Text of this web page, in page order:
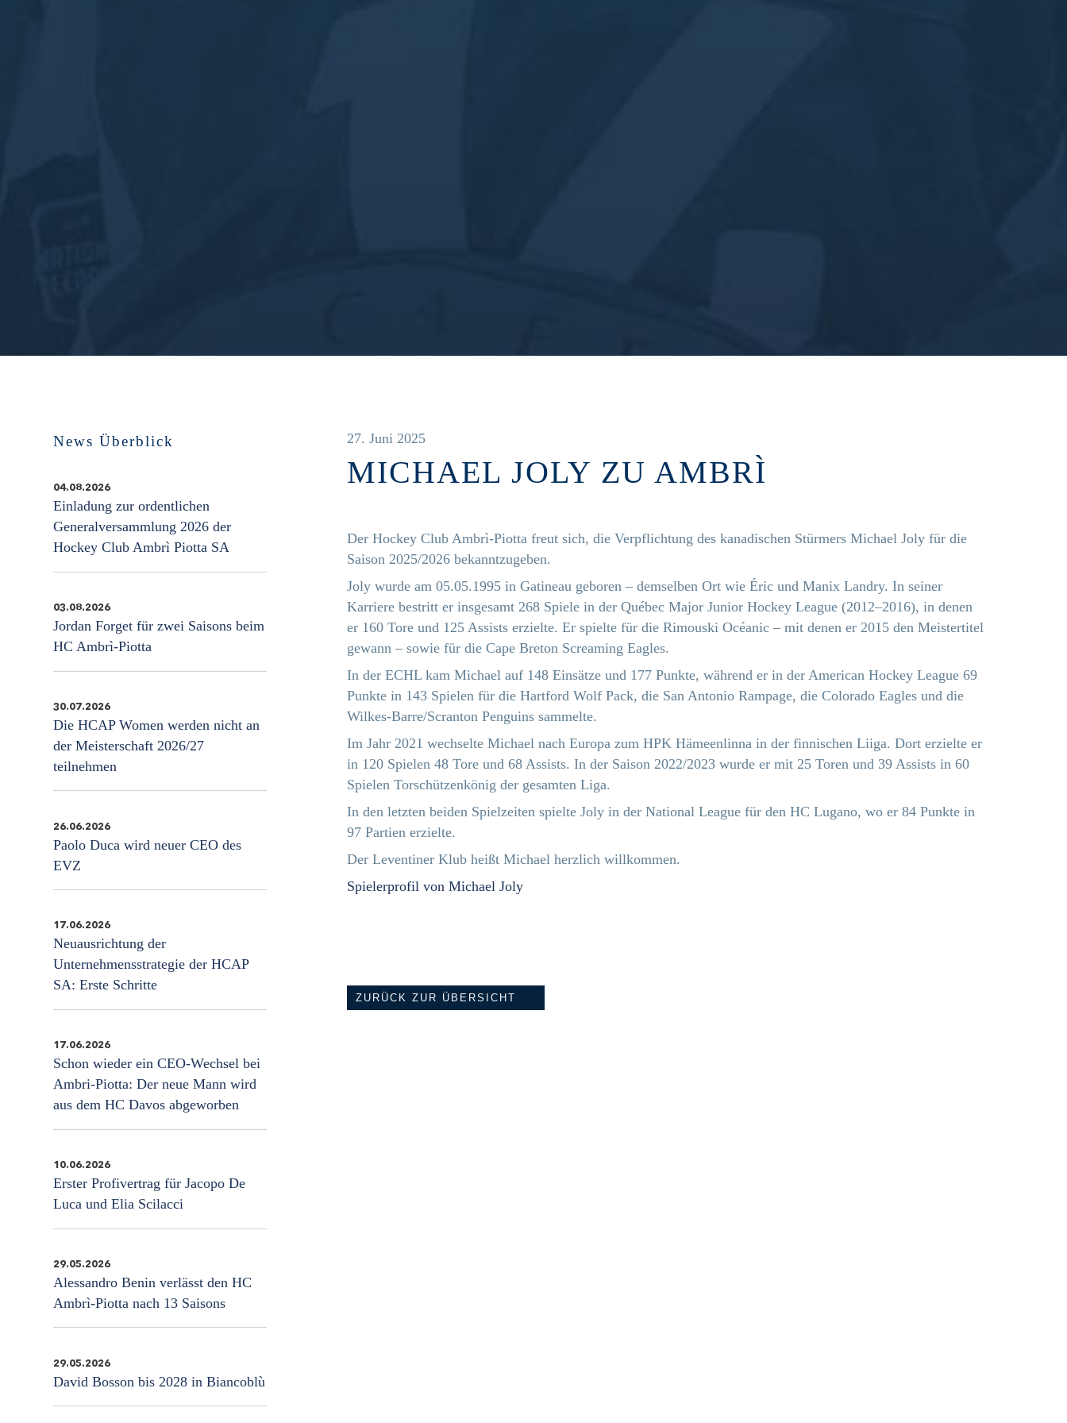
27. Juni 2025
MICHAEL JOLY ZU AMBRÌ
Der Hockey Club Ambrì-Piotta freut sich, die Verpflichtung des kanadischen Stürmers Michael Joly für die
Saison 2025/2026 bekanntzugeben.
Joly wurde am 05.05.1995 in Gatineau geboren – demselben Ort wie Éric und Manix Landry. In seiner
Karriere bestritt er insgesamt 268 Spiele in der Québec Major Junior Hockey League (2012–2016), in denen
er 160 Tore und 125 Assists erzielte. Er spielte für die Rimouski Océanic – mit denen er 2015 den Meistertitel
gewann – sowie für die Cape Breton Screaming Eagles.
In der ECHL kam Michael auf 148 Einsätze und 177 Punkte, während er in der American Hockey League 69
Punkte in 143 Spielen für die Hartford Wolf Pack, die San Antonio Rampage, die Colorado Eagles und die
Wilkes-Barre/Scranton Penguins sammelte.
Im Jahr 2021 wechselte Michael nach Europa zum HPK Hämeenlinna in der finnischen Liiga. Dort erzielte er
in 120 Spielen 48 Tore und 68 Assists. In der Saison 2022/2023 wurde er mit 25 Toren und 39 Assists in 60
Spielen Torschützenkönig der gesamten Liga.
In den letzten beiden Spielzeiten spielte Joly in der National League für den HC Lugano, wo er 84 Punkte in
97 Partien erzielte.
Der Leventiner Klub heißt Michael herzlich willkommen.
Spielerprofil von Michael Joly
ZURÜCK ZUR ÜBERSICHT
News Überblick
04.08.2026
Einladung zur ordentlichen
Generalversammlung 2026 der
Hockey Club Ambrì Piotta SA
03.08.2026
Jordan Forget für zwei Saisons beim
HC Ambrì-Piotta
30.07.2026
Die HCAP Women werden nicht an
der Meisterschaft 2026/27
teilnehmen
26.06.2026
Paolo Duca wird neuer CEO des
EVZ
17.06.2026
Neuausrichtung der
Unternehmensstrategie der HCAP
SA: Erste Schritte
17.06.2026
Schon wieder ein CEO-Wechsel bei
Ambri-Piotta: Der neue Mann wird
aus dem HC Davos abgeworben
10.06.2026
Erster Profivertrag für Jacopo De
Luca und Elia Scilacci
29.05.2026
Alessandro Benin verlässt den HC
Ambrì-Piotta nach 13 Saisons
29.05.2026
David Bosson bis 2028 in Biancoblù